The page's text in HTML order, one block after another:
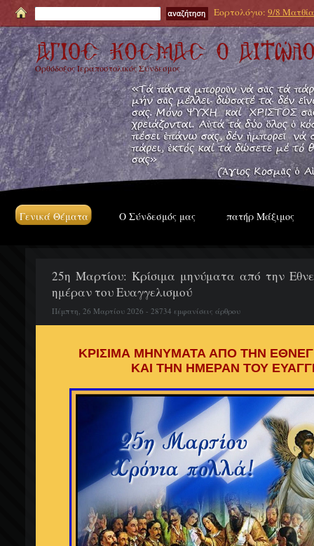
Εορτολόγιο: 9/8
Ορθόδοξος Ιεραποστολικός Σύνδεσμος
Γενικά Θέματα Ο Σύνδεσμός μας πατήρ Μάξιμος
25η Μαρτίου: Κρίσιμα μηνύματα από την
ημέραν του Ευαγγελισμού
Πέμπτη, 26 Μαρτίου 2026 - 28734 εμφανίσεις άρθρου
ΚΡΙΣΙΜΑ ΜΗΝΥΜΑΤΑ ΑΠΟ ΤΗΝ
ΚΑΙ ΤΗΝ ΗΜΕΡΑΝ ΤΟΥ